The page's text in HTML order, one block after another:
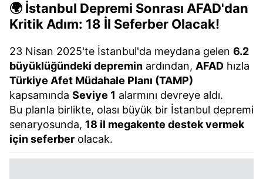
almak için lütfen
tıklayınız .
🌍 İstanbul Depremi Sonrası AFAD'dan
Kritik Adım: 18 İl Seferber Olacak!
23 Nisan 2025'te İstanbul'da meydana gelen 6.2
büyüklüğündeki depremin ardından, AFAD hızla
Türkiye Afet Müdahale Planı (TAMP)
kapsamında Seviye 1 alarmını devreye aldı.
Bu planla birlikte, olası büyük bir İstanbul depremi
senaryosunda, 18 il megakente destek vermek
için seferber olacak.